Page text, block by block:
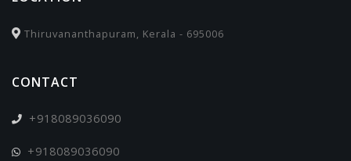
Thiruvananthapuram, Kerala - 695006
CONTACT
+918089036090
+918089036090